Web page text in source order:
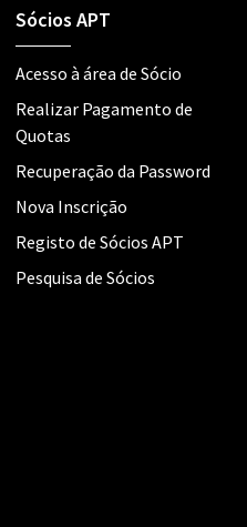
Sócios APT
Acesso à área de Sócio
Realizar Pagamento de
Quotas
Recuperação da Password
Nova Inscrição
Registo de Sócios APT
Pesquisa de Sócios